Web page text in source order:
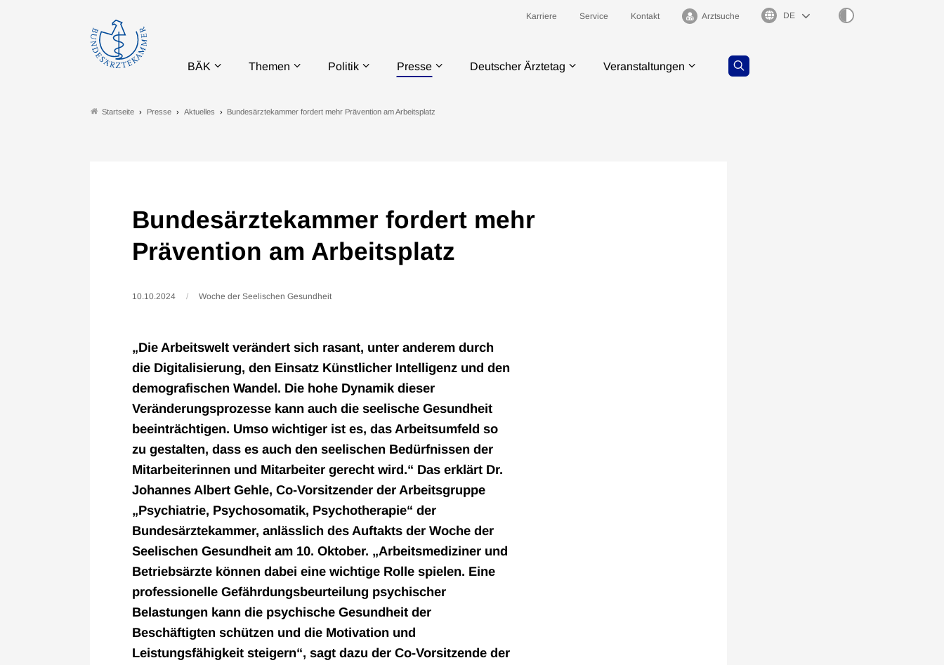
Karriere Service Kontakt Arztsuche Sprachauswahl
BÄK Themen Politik Presse Deutscher Ärztetag Veranstaltungen
Startseite Presse Aktuelles Bundesärztekammer fordert mehr Prävention am Arbeitsplatz
Bundesärztekammer fordert mehr
Prävention am Arbeitsplatz
10.10.2024 Woche der Seelischen Gesundheit
„Die Arbeitswelt verändert sich rasant, unter anderem durch
die Digitalisierung, den Einsatz Künstlicher Intelligenz und den
demografischen Wandel. Die hohe Dynamik dieser
Veränderungsprozesse kann auch die seelische Gesundheit
beeinträchtigen. Umso wichtiger ist es, das Arbeitsumfeld so
zu gestalten, dass es auch den seelischen Bedürfnissen der
Mitarbeiterinnen und Mitarbeiter gerecht wird.“ Das erklärt Dr.
Johannes Albert Gehle, Co-Vorsitzender der Arbeitsgruppe
„Psychiatrie, Psychosomatik, Psychotherapie“ der
Bundesärztekammer, anlässlich des Auftakts der Woche der
Seelischen Gesundheit am 10. Oktober. „Arbeitsmediziner und
Betriebsärzte können dabei eine wichtige Rolle spielen. Eine
professionelle Gefährdungsbeurteilung psychischer
Belastungen kann die psychische Gesundheit der
Beschäftigten schützen und die Motivation und
Leistungsfähigkeit steigern“, sagt dazu der Co-Vorsitzende der